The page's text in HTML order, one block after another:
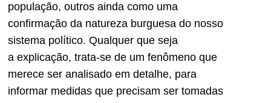
população, outros ainda como uma
confirmação da natureza burguesa do nosso
sistema político. Qualquer que seja
a explicação, trata-se de um fenômeno que
merece ser analisado em detalhe, para
informar medidas que precisam ser tomadas